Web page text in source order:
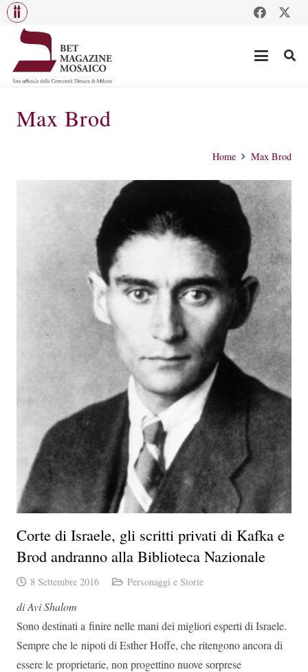
Max Brod
Home Max Brod
Corte di Israele, gli scritti privati di Kafka e
Brod andranno alla Biblioteca Nazionale
8 Settembre 2016 Personaggi e Storie
di Avi Shalom
Sono destinati a finire nelle mani dei migliori esperti di Israele.
Sempre che le nipoti di Esther Hoffe, che ritengono ancora di
essere le proprietarie, non progettino nuove sorprese